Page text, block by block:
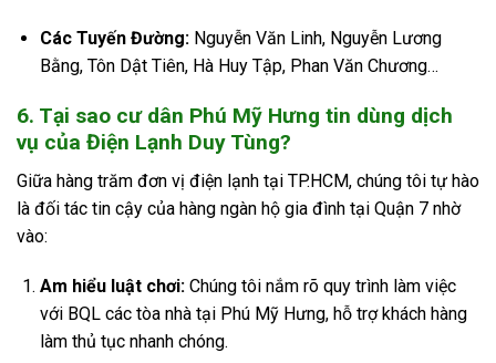
Các Tuyến Đường:Nguyễn Văn Linh, Nguyễn Lương
Bằng, Tôn Dật Tiên, Hà Huy Tập, Phan Văn Chương…
6. Tại sao cư dân Phú Mỹ Hưng tin dùng dịch
vụ của Điện Lạnh Duy Tùng?
Giữa hàng trăm đơn vị điện lạnh tại TP.HCM, chúng tôi tự hào
là đối tác tin cậy của hàng ngàn hộ gia đình tại Quận 7 nhờ
vào:
Am hiểu luật chơi:Chúng tôi nắm rõ quy trình làm việc
với BQL các tòa nhà tại Phú Mỹ Hưng, hỗ trợ khách hàng
làm thủ tục nhanh chóng.